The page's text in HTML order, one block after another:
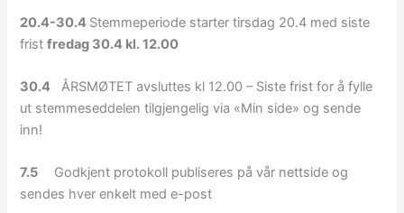
20.4-30.4 Stemmeperiode starter tirsdag 20.4 med siste
fristfredag 30.4 kl. 12.00
30.4ÅRSMØTET avsluttes kl 12.00 – Siste frist for å fylle
ut stemmeseddelen tilgjengelig via «Min side» og sende
inn!
7.5 Godkjent protokoll publiseres på vår nettside og
sendes hver enkelt med e-post